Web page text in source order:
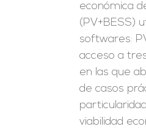
económica
(PV+BESS)
softwares:
acceso a
en las que
de casos
viabilidad